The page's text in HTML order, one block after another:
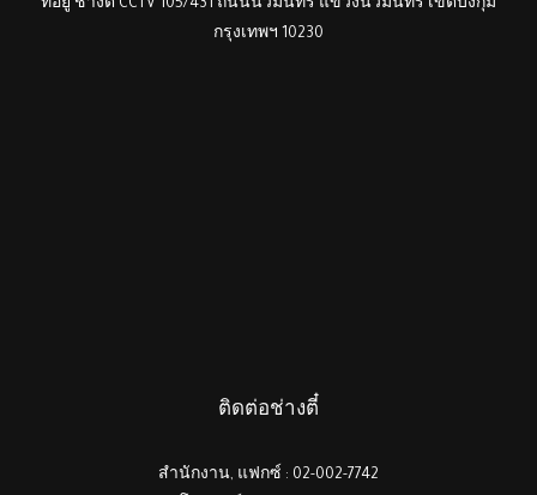
ที่อยู่ ช่างตี๋ CCTV 105/431 ถนนนวมินทร์ แขวงนวมินทร์ เขตบึงกุ่ม
กรุงเทพฯ 10230
ติดต่อช่างตี๋
สำนักงาน, แฟกซ์ : 02-002-7742